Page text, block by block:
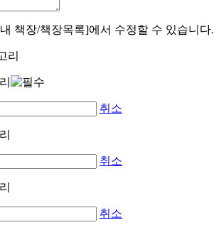
책장/책장목록]에서 수정할 수 있습니다.
리
취소
취소
취소